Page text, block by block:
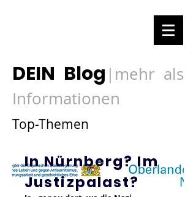
DEIN Blog | mehr als
Informationen
Top-Themen
In Nürnberg? Im
Justizpalast?